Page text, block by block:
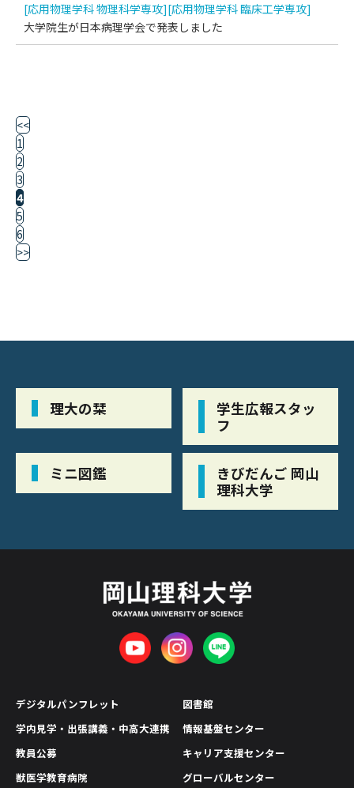
[応用物理学科 物理科学専攻][応用物理学科 臨床工学専攻]
大学院生が日本病理学会で発表しました
<<
1
2
3
4
5
6
>>
理大の栞
学生広報スタッ
フ
ミニ図鑑
きびだんご 岡山
理科大学
デジタルパンフレット
学内見学・出張講義・中高大連携
教員公募
獣医学教育病院
図書館
情報基盤センター
キャリア支援センター
グローバルセンター